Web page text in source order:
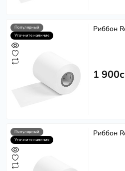
Популярный
Уточните наличие
Риббон
1
Популярный
Уточните наличие
Риббон